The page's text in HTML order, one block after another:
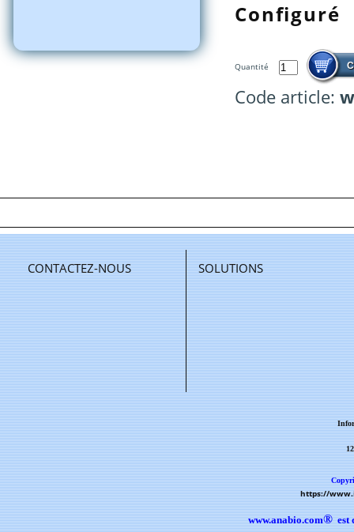
Configuré
Quantité
Code article:
CONTACTEZ-NOUS SOLUTIONS
https://
www.anabio.com®est